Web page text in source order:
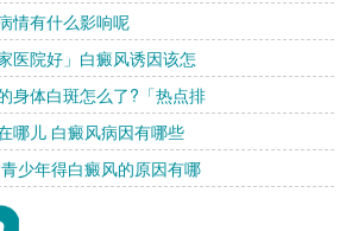
情有什么影响呢
医院好」白癜风诱因该怎
身体白斑怎么了?「热点排
哪儿 白癜风病因有哪些
少年得白癜风的原因有哪